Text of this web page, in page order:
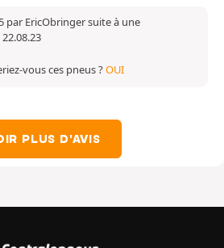
par EricObringer suite à une
vous ces pneus ?OUI
PLUS D'AVIS